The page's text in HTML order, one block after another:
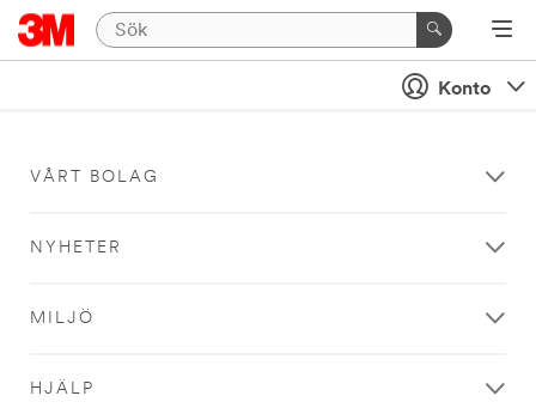
Konto
VÅRT BOLAG
NYHETER
MILJÖ
HJÄLP